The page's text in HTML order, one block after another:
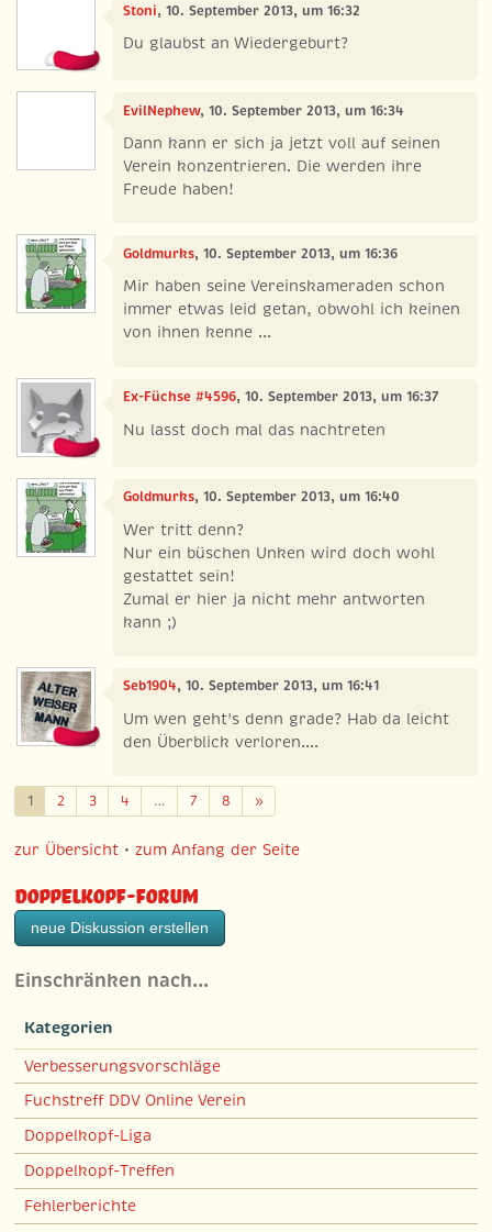
Stoni, 10. September 2013, um 16:32
Du glaubst an Wiedergeburt?
EvilNephew, 10. September 2013, um 16:34
Dann kann er sich ja jetzt voll auf seinen
Verein konzentrieren. Die werden ihre
Freude haben!
Goldmurks, 10. September 2013, um 16:36
Mir haben seine Vereinskameraden schon
immer etwas leid getan, obwohl ich keinen
von ihnen kenne ...
Ex-Füchse #4596, 10. September 2013, um 16:37
Nu lasst doch mal das nachtreten
Goldmurks, 10. September 2013, um 16:40
Wer tritt denn?
Nur ein büschen Unken wird doch wohl
gestattet sein!
Zumal er hier ja nicht mehr antworten
kann ;)
Seb1904, 10. September 2013, um 16:41
Um wen geht's denn grade? Hab da leicht
den Überblick verloren....
1 2 3 4 … 7 8 »Weiter
zur Übersicht •zum Anfang der Seite
Doppelkopf-Forum
neue Diskussion erstellen
Einschränken nach…
Kategorien
Verbesserungsvorschläge
Fuchstreff DDV Online Verein
Doppelkopf-Liga
Doppelkopf-Treffen
Fehlerberichte